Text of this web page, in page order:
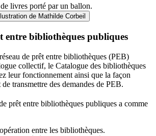
Illustration de Mathilde Corbeil
entre bibliothèques publiques
de prêt entre bibliothèques (PEB)
collectif, le Catalogue des bibliothèques
leur fonctionnement ainsi que la façon
de transmettre des demandes de PEB.
prêt entre bibliothèques publiques a comme
entre les bibliothèques.